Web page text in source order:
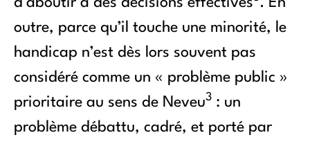
d’aboutir à des décisions effectives . En
outre, parce qu’il touche une minorité, le
handicap n’est dès lors souvent pas
considéré comme un « problème public »
prioritaire au sens de Neveu3 : un
problème débattu, cadré, et porté par